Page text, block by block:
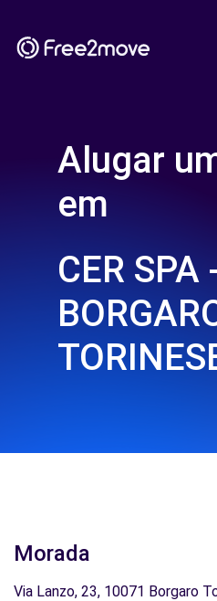
Alugar
em
CER SPA
Morada
Via Lanzo, 23, 10071 Borgaro